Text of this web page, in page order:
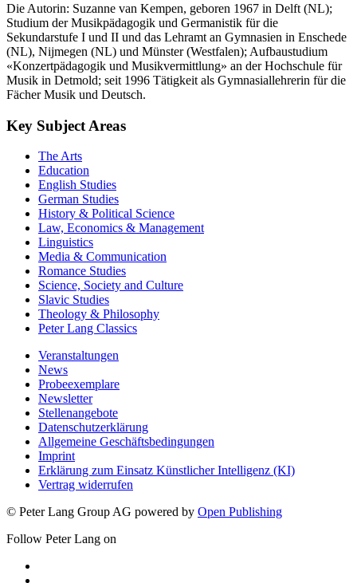
Die Autorin: Suzanne van Kempen, geboren 1967 in Delft (NL);
Studium der Musikpädagogik und Germanistik für die
Sekundarstufe I und II und das Lehramt an Gymnasien in Enschede
(NL), Nijmegen (NL) und Münster (Westfalen); Aufbaustudium
«Konzertpädagogik und Musikvermittlung» an der Hochschule für
Musik in Detmold; seit 1996 Tätigkeit als Gymnasiallehrerin für die
Fächer Musik und Deutsch.
Key Subject Areas
The Arts
Education
English Studies
German Studies
History & Political Science
Law, Economics & Management
Linguistics
Media & Communication
Romance Studies
Science, Society and Culture
Slavic Studies
Theology & Philosophy
Peter Lang Classics
Veranstaltungen
News
Probeexemplare
Newsletter
Stellenangebote
Datenschutzerklärung
Allgemeine Geschäftsbedingungen
Imprint
Erklärung zum Einsatz Künstlicher Intelligenz (KI)
Vertrag widerrufen
© Peter Lang Group AG powered by Open Publishing
Follow Peter Lang on